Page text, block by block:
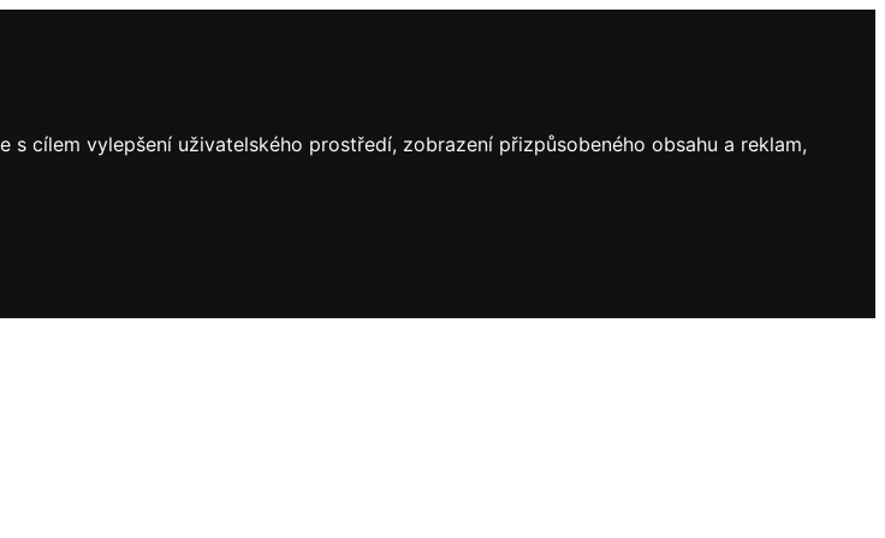
cílem vylepšení uživatelského prostředí, zobrazení přizpůsobeného obsahu a reklam,